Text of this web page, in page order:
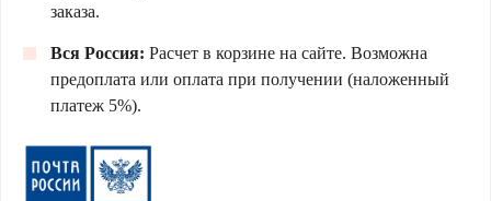
заказа.
Вся Россия: Расчет в корзине на сайте. Возможна
предоплата или оплата при получении (наложенный
платеж 5%).